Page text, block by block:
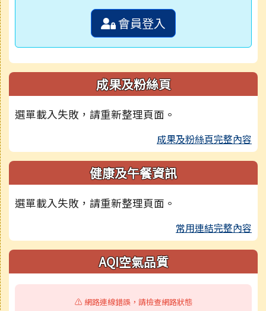
會員登入
成果及粉絲頁
選單載入失敗，請重新整理頁面。
成果及粉絲頁完整內容
健康及午餐資訊
選單載入失敗，請重新整理頁面。
常用連結完整內容
AQI空氣品質
⚠️ 網路連線錯誤，請檢查網路狀態